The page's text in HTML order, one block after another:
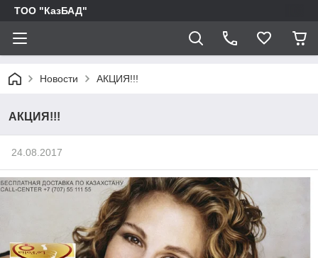
ТОО "КазБАД"
Новости АКЦИЯ!!!
АКЦИЯ!!!
24.08.2017